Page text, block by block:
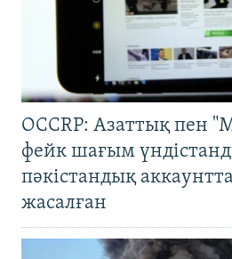
OCCRP: Азаттық пен
фейк шағым
пәкістандық
жасалған